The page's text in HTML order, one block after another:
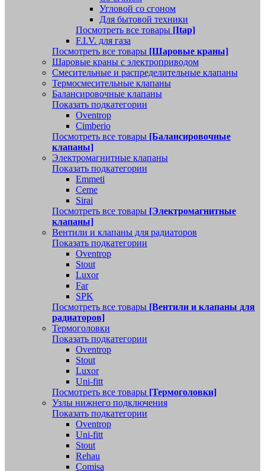
Угловой со сгоном
Для бытовой техники
Посмотреть все товары [Itap]
F.I.V. для газа
Посмотреть все товары [Шаровые краны]
Шаровые краны с электроприводом
Смесительные и распределительные клапаны
Термосмесительные клапаны
Балансировочные клапаны
Показать подкатегории
Oventrop
Cimberio
Посмотреть все товары [Балансировочные
клапаны]
Электромагнитные клапаны
Показать подкатегории
Emmeti
Ceme
Sirai
Посмотреть все товары [Электромагнитные
клапаны]
Вентили и клапаны для радиаторов
Показать подкатегории
Oventrop
Stout
Luxor
Far
SPK
Посмотреть все товары [Вентили и клапаны для
радиаторов]
Термоголовки
Показать подкатегории
Oventrop
Stout
Luxor
Uni-fitt
Посмотреть все товары [Термоголовки]
Узлы нижнего подключения
Показать подкатегории
Oventrop
Uni-fitt
Stout
Rehau
Comisa